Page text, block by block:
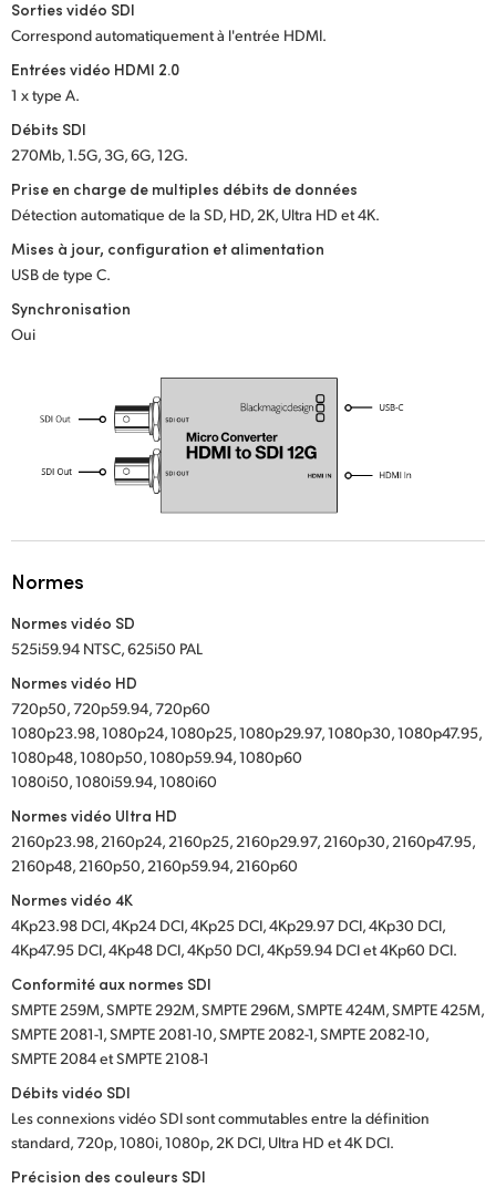
Portugal
Singapore
Spain
Sweden
Chinese Taipei
Turkey
United Kingdom
United States
Sorties vidéo SDI
Correspond automatiquement à l'entrée HDMI.
Entrées vidéo HDMI 2.0
1 x type A.
Débits SDI
270Mb, 1.5G, 3G, 6G, 12G.
Prise en charge de multiples débits de données
Détection automatique de la SD, HD, 2K, Ultra HD et 4K.
Mises à jour, configuration et alimentation
USB de type C.
Synchronisation
Oui
Normes
Normes vidéo SD
525i59.94 NTSC, 625i50 PAL
Normes vidéo HD
720p50, 720p59.94, 720p60
1080p23.98, 1080p24, 1080p25, 1080p29.97, 1080p30, 1080p47.95,
1080p48, 1080p50, 1080p59.94, 1080p60
1080i50, 1080i59.94, 1080i60
Normes vidéo Ultra HD
2160p23.98, 2160p24, 2160p25, 2160p29.97, 2160p30, 2160p47.95,
2160p48, 2160p50, 2160p59.94, 2160p60
Normes vidéo 4K
4Kp23.98 DCI, 4Kp24 DCI, 4Kp25 DCI, 4Kp29.97 DCI, 4Kp30 DCI,
4Kp47.95 DCI, 4Kp48 DCI, 4Kp50 DCI, 4Kp59.94 DCI et 4Kp60 DCI.
Conformité aux normes SDI
SMPTE 259M, SMPTE 292M, SMPTE 296M, SMPTE 424M, SMPTE 425M,
SMPTE 2081-1, SMPTE 2081-10, SMPTE 2082-1, SMPTE 2082-10,
SMPTE 2084 et SMPTE 2108-1
Débits vidéo SDI
Les connexions vidéo SDI sont commutables entre la définition
standard, 720p, 1080i, 1080p, 2K DCI, Ultra HD et 4K DCI.
Précision des couleurs SDI